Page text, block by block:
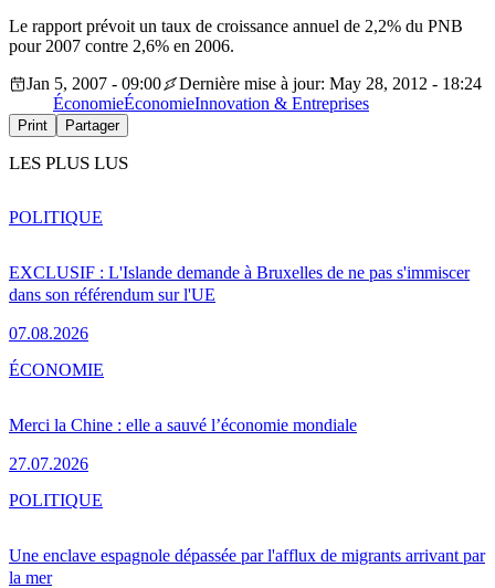
Le rapport prévoit un taux de croissance annuel de 2,2% du PNB
pour 2007 contre 2,6% en 2006.
Jan 5, 2007 - 09:00
Dernière mise à jour: May 28, 2012 - 18:24
ÉconomieÉconomieInnovation & Entreprises
Print Partager
LES PLUS LUS
EXCLUSIF : L'Islande demande à Bruxelles de ne pas s'immiscer
dans son référendum sur l'UE
07.08.2026
POLITIQUE
Merci la Chine : elle a sauvé l’économie mondiale
27.07.2026
ÉCONOMIE
Une enclave espagnole dépassée par l'afflux de migrants arrivant par
la mer
POLITIQUE